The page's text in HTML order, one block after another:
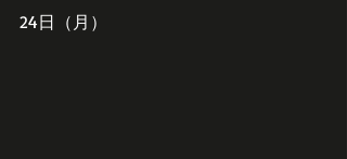
24日（月）